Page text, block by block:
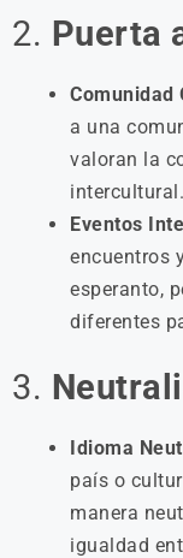
2. Puerta
Comunidad
a una
valoran la
intercultural.
Eventos
encuentros
esperanto,
diferentes
3.
Idioma
país o
manera
igualdad